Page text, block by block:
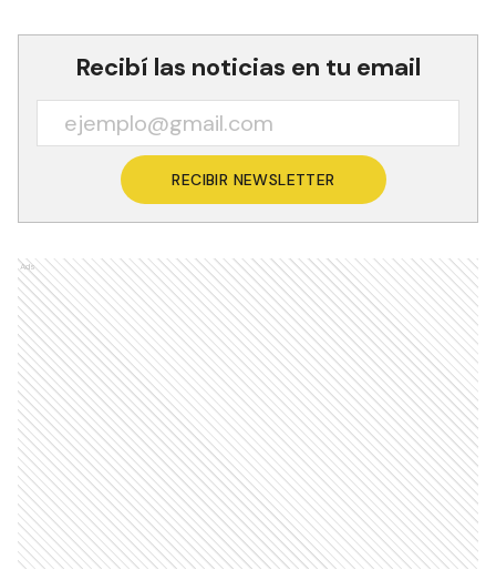
Recibí las noticias en tu email
RECIBIR NEWSLETTER
Ads